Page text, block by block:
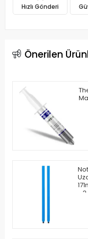
Hızlı Gönderi
Önerilen
-